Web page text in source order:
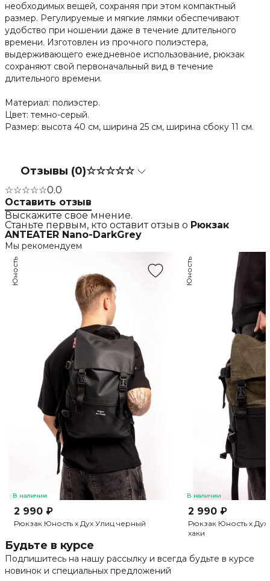
необходимых вещей, сохраняя при этом компактный
размер. Регулируемые и мягкие лямки обеспечивают
удобство при ношении даже в течение длительного
времени. Изготовлен из прочного полиэстера,
выдерживающего ежедневное использование, рюкзак
сохраняют свой первоначальный вид в течение
длительного времени.
Материал: полиэстер.
Цвет: темно-серый.
Размер: высота 40 см, ширина 25 см, ширина сбоку 11 см.
Отзывы (0)☆☆☆☆☆
☆☆☆☆☆0.0
Оставить отзыв
Выскажите свое мнение.
Станьте первым, кто оставит отзыв о Рюкзак
ANTEATER Nano-DarkGrey
Мы рекомендуем
В наличии
Юность
2 990 ₽
Рюкзак Юность х Дух Улиц черный
В наличии
Юность
2 990 ₽
Рюкзак Юность х
хаки
Будьте в курсе
Подпишитесь на нашу рассылку и всегда будьте в курсе
новинок и специальных предложений